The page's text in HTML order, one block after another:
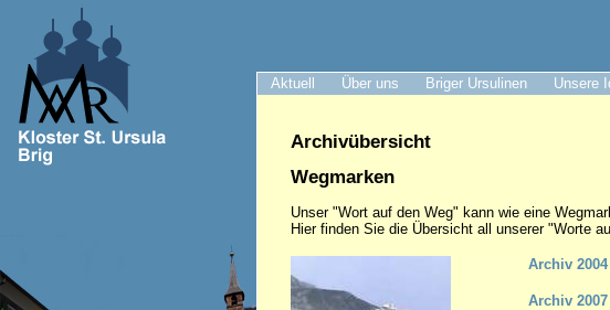
Aktuell Über uns Briger Ursulinen Unsere
Archivübersicht
Wegmarken
Unser "Wort auf den Weg" kann wie eine
Hier finden Sie die Übersicht all unserer "Worte
Archiv 2004
Archiv 2007